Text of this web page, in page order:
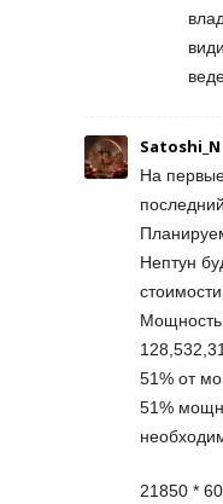
Satoshi_N
На
Нептун
Мощность
51% от
51%
21850 *